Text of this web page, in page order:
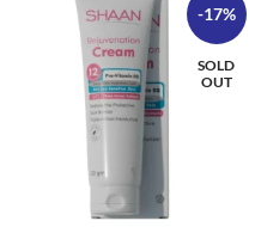
-17%
SOLD
OUT